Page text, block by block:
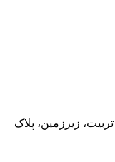
زیرزمین، پلاک